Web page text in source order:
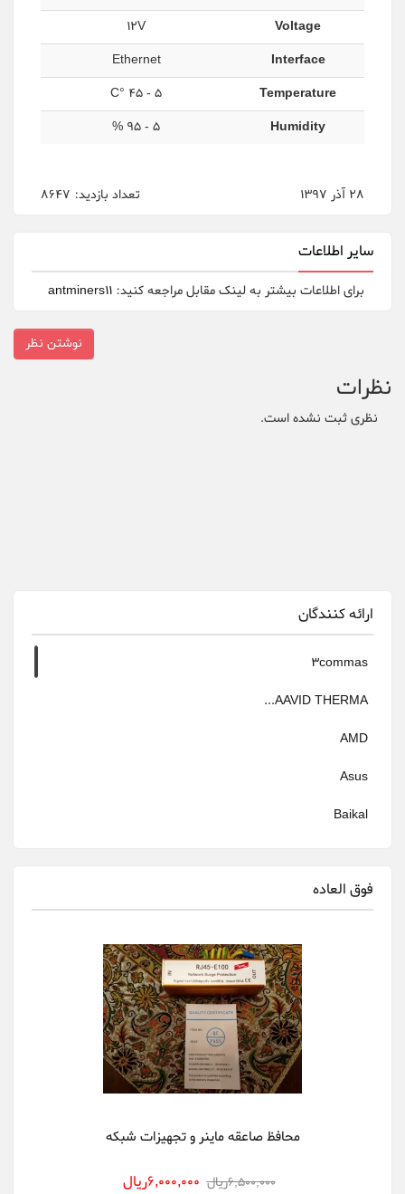
Voltage
12V
Interface
Ethernet
Temperature
5 - 45 °C
Humidity
5 - 95 %
28 آذر 1397 تعداد بازدید: 8647
سایر اطلاعات
برای اطلاعات بیشتر به لینک مقابل مراجعه کنید: antminers11
نوشتن نظر
نظرات
نظری ثبت نشده است.
ارائه کنندگان
3commas
AAVID THERMA...
AMD
Asus
Baikal
Bitmain
Cheetah Miner
فوق العاده
محافظ صاعقه ماینر و تجهیزات شبکه
6,500,000ريال 6,000,000ريال